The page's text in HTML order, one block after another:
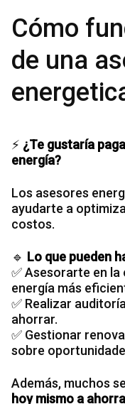
Cómo
de una
⚡ ¿Te gustaría
energía?
Los asesores
ayudarte a
costos.
🔹 Lo que pueden
✅ Asesorarte en
energía más
✅ Realizar
ahorrar.
✅ Gestionar
sobre
Además, muchos
hoy mismo a